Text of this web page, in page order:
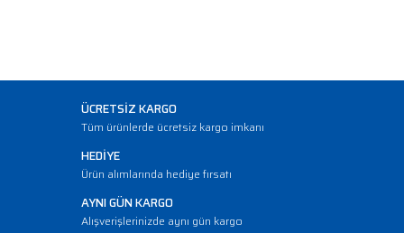
ÜCRETSİZ KARGO
Tüm ürünlerde ücretsiz kargo imkanı
HEDİYE
Ürün alımlarında hediye fırsatı
AYNI GÜN KARGO
Alışverişlerinizde aynı gün kargo